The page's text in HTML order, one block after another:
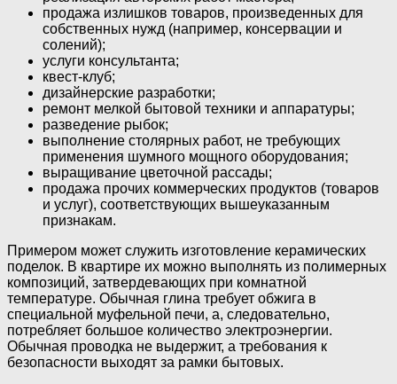
продажа излишков товаров, произведенных для
собственных нужд (например, консервации и
солений);
услуги консультанта;
квест-клуб;
дизайнерские разработки;
ремонт мелкой бытовой техники и аппаратуры;
разведение рыбок;
выполнение столярных работ, не требующих
применения шумного мощного оборудования;
выращивание цветочной рассады;
продажа прочих коммерческих продуктов (товаров
и услуг), соответствующих вышеуказанным
признакам.
Примером может служить изготовление керамических
поделок. В квартире их можно выполнять из полимерных
композиций, затвердевающих при комнатной
температуре. Обычная глина требует обжига в
специальной муфельной печи, а, следовательно,
потребляет большое количество электроэнергии.
Обычная проводка не выдержит, а требования к
безопасности выходят за рамки бытовых.